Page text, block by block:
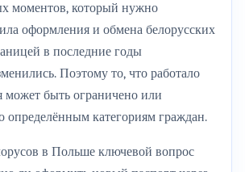
моментов, который нужно
оформления и обмена белорусских
в последние годы
Поэтому то, что работало
может быть ограничено или
определённым категориям граждан.
в Польше ключевой вопрос